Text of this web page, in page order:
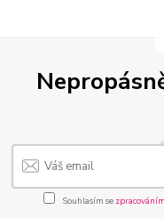
Souhlasím se